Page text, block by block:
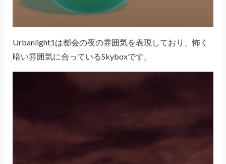
Urbanlight1は都会の夜の雰囲気を表現しており、怖く
暗い雰囲気に合っているSkyboxです。